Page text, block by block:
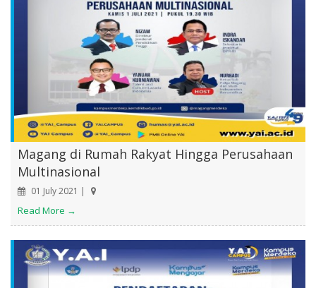
Magang di Rumah Rakyat Hingga Perusahaan
Multinasional
01 July 2021 |
Read More →